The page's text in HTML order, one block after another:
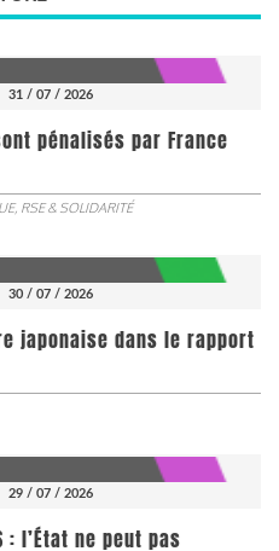
31 / 07 / 2026
pénalisés par France
RSE & SOLIDARITÉ
30 / 07 / 2026
japonaise dans le rapport
29 / 07 / 2026
: l’État ne peut pas